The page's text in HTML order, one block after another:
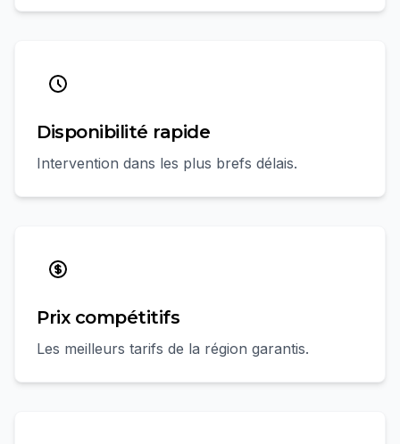
Disponibilité rapide
Intervention dans les plus brefs délais.
Prix compétitifs
Les meilleurs tarifs de la région garantis.